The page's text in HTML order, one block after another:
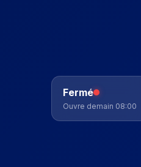
Fermé
Ouvre demain 08:00